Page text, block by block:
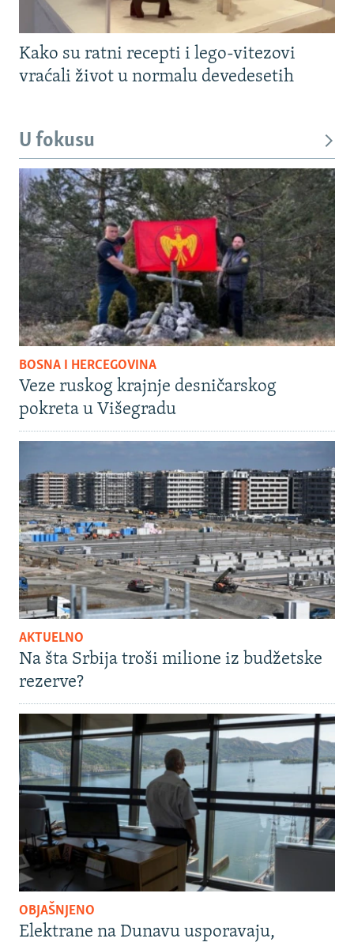
Kako su ratni recepti i lego-vitezovi
vraćali život u normalu devedesetih
U fokusu
BOSNA I HERCEGOVINA
Veze ruskog krajnje desničarskog
pokreta u Višegradu
AKTUELNO
Na šta Srbija troši milione iz budžetske
rezerve?
OBJAŠNJENO
Elektrane na Dunavu usporavaju,